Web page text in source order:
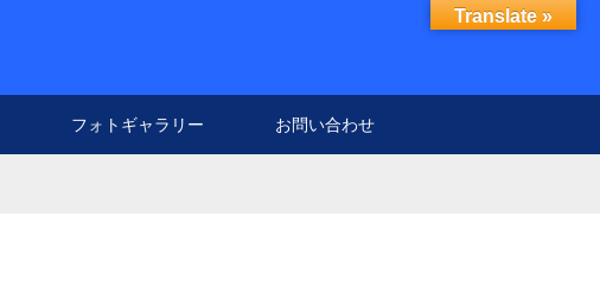
フォトギャラリー お問い合わせ
Translate »